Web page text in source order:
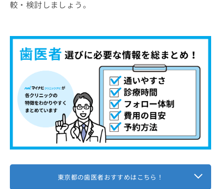
較・検討しましょう。
東京都の歯医者おすすめはこちら！